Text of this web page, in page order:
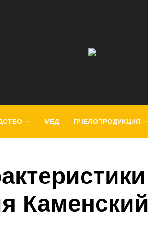
МЕД ПЧЕЛОПРОДУКЦИЯ
Каменский